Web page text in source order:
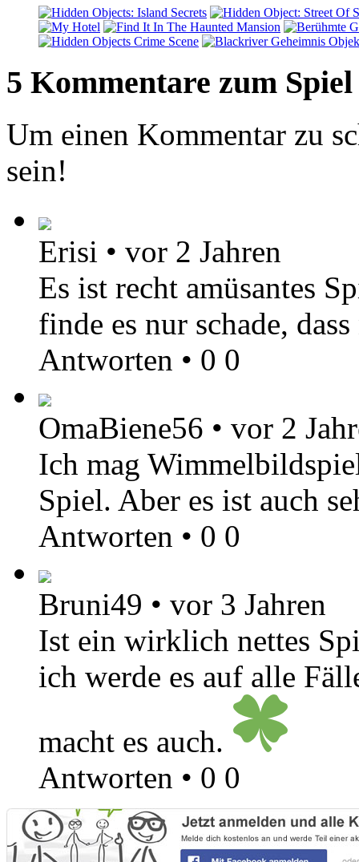
5 Kommentare zum Spiel
Um einen Kommentar zu
sein!
Erisi • vor 2 Jahren
Es ist recht amüsantes
finde es nur schade,
Antworten • 0 0
OmaBiene56 • vor 2
Ich mag
Spiel. Aber es ist auch
Antworten • 0 0
Bruni49 • vor 3 Jahren
Ist ein wirklich nettes
ich werde es auf alle
macht es auch.
Antworten • 0 0